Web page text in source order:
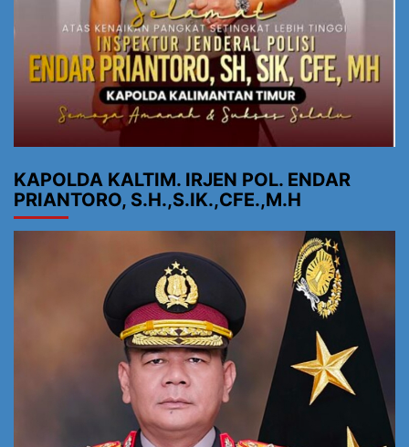
KAPOLDA KALTIM. IRJEN POL. ENDAR
PRIANTORO, S.H.,S.IK.,CFE.,M.H